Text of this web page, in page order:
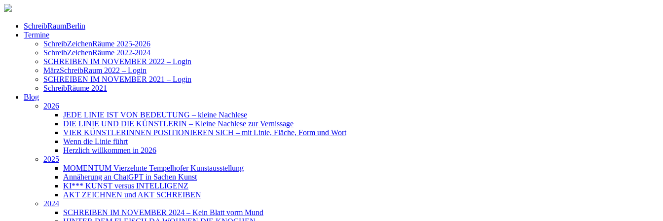
SchreibRaumBerlin
Termine
SchreibZeichenRäume 2025-2026
SchreibZeichenRäume 2022-2024
SCHREIBEN IM NOVEMBER 2022 – Login
MärzSchreibRaum 2022 – Login
SCHREIBEN IM NOVEMBER 2021 – Login
SchreibRäume 2021
Blog
2026
JEDE LINIE IST VON BEDEUTUNG – kleine Nachlese
DIE LINIE UND DIE KÜNSTLERIN – Kleine Nachlese zur Vernissage
VIER KÜNSTLERINNEN POSITIONIEREN SICH – mit Linie, Fläche, Form und Wort
Wenn die Linie führt
Herzlich willkommen in 2026
2025
MOMENTUM Vierzehnte Tempelhofer Kunstausstellung
Annäherung an ChatGPT in Sachen Kunst
KI*** KUNST versus INTELLIGENZ
AKT ZEICHNEN und AKT SCHREIBEN
2024
SCHREIBEN IM NOVEMBER 2024 – Kein Blatt vorm Mund